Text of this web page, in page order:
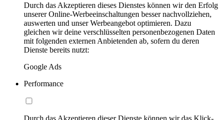
Durch das Akzeptieren dieses Dienstes können wir den Erfolg
unserer Online-Werbeeinschaltungen besser nachvollziehen,
auswerten und unser Werbeangebot optimieren. Dazu
gleichen wir deine verschlüsselten personenbezogenen Daten
mit folgenden externen Anbietenden ab, sofern du deren
Dienste bereits nutzt:
Google Ads
Performance
Durch das Akzeptieren dieser Dienste können wir das Klick-